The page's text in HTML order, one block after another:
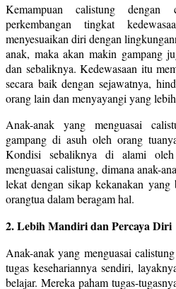
Kemampuan calistung dengan
perkembangan tingkat
menyesuaikan diri dengan
anak, maka akan makin gampang
dan sebaliknya. Kedewasaan itu
secara baik dengan sejawatnya,
orang lain dan menyayangi yang
Anak-anak yang menguasai
gampang di asuh oleh orang
Kondisi sebaliknya di alami
menguasai calistung, dimana anak-
lekat dengan sikap kekanakan yang
orangtua dalam beragam hal.
2. Lebih Mandiri dan Percaya Diri
Anak-anak yang menguasai
tugas kesehariannya sendiri,
belajar. Mereka paham tugas-